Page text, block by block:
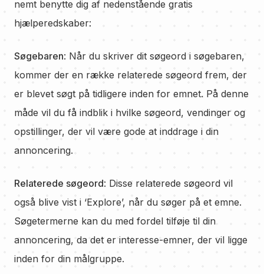
nemt benytte dig af nedenstående gratis
hjælperedskaber:
Søgebaren: Når du skriver dit søgeord i søgebaren,
kommer der en række relaterede søgeord frem, der
er blevet søgt på tidligere inden for emnet. På denne
måde vil du få indblik i hvilke søgeord, vendinger og
opstillinger, der vil være gode at inddrage i din
annoncering.
Relaterede søgeord: Disse relaterede søgeord vil
også blive vist i ‘Explore’, når du søger på et emne.
Søgetermerne kan du med fordel tilføje til din
annoncering, da det er interesse-emner, der vil ligge
inden for din målgruppe.